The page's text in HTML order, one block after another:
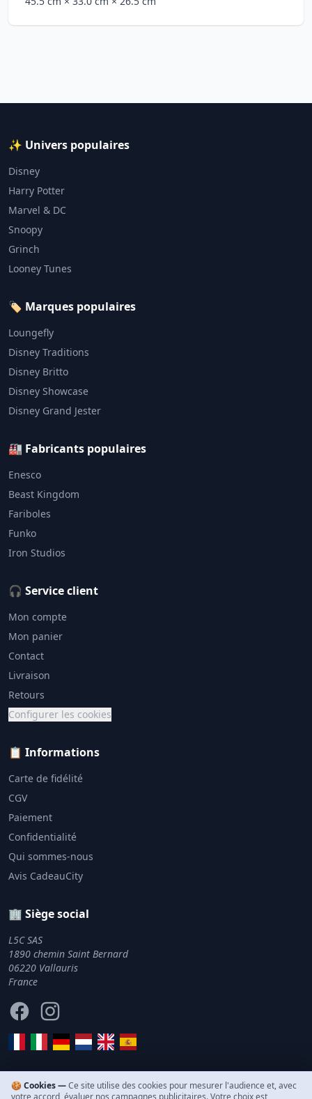
✨ Univers populaires
Disney
Harry Potter
Marvel & DC
Snoopy
Grinch
Looney Tunes
🏷️ Marques populaires
Loungefly
Disney Traditions
Disney Britto
Disney Showcase
Disney Grand Jester
🏭 Fabricants populaires
Enesco
Beast Kingdom
Fariboles
Funko
Iron Studios
🎧 Service client
Mon compte
Mon panier
Contact
Livraison
Retours
Configurer les cookies
📋 Informations
Carte de fidélité
CGV
Paiement
Confidentialité
Qui sommes-nous
Avis CadeauCity
🏢 Siège social
L5C SAS
1890 chemin Saint Bernard
06220 Vallauris
France
FacebookInstagram
🍪 Cookies —Ce site utilise des cookies pour mesurer l'audience et, avec
votre accord, évaluer nos campagnes publicitaires. Votre choix est